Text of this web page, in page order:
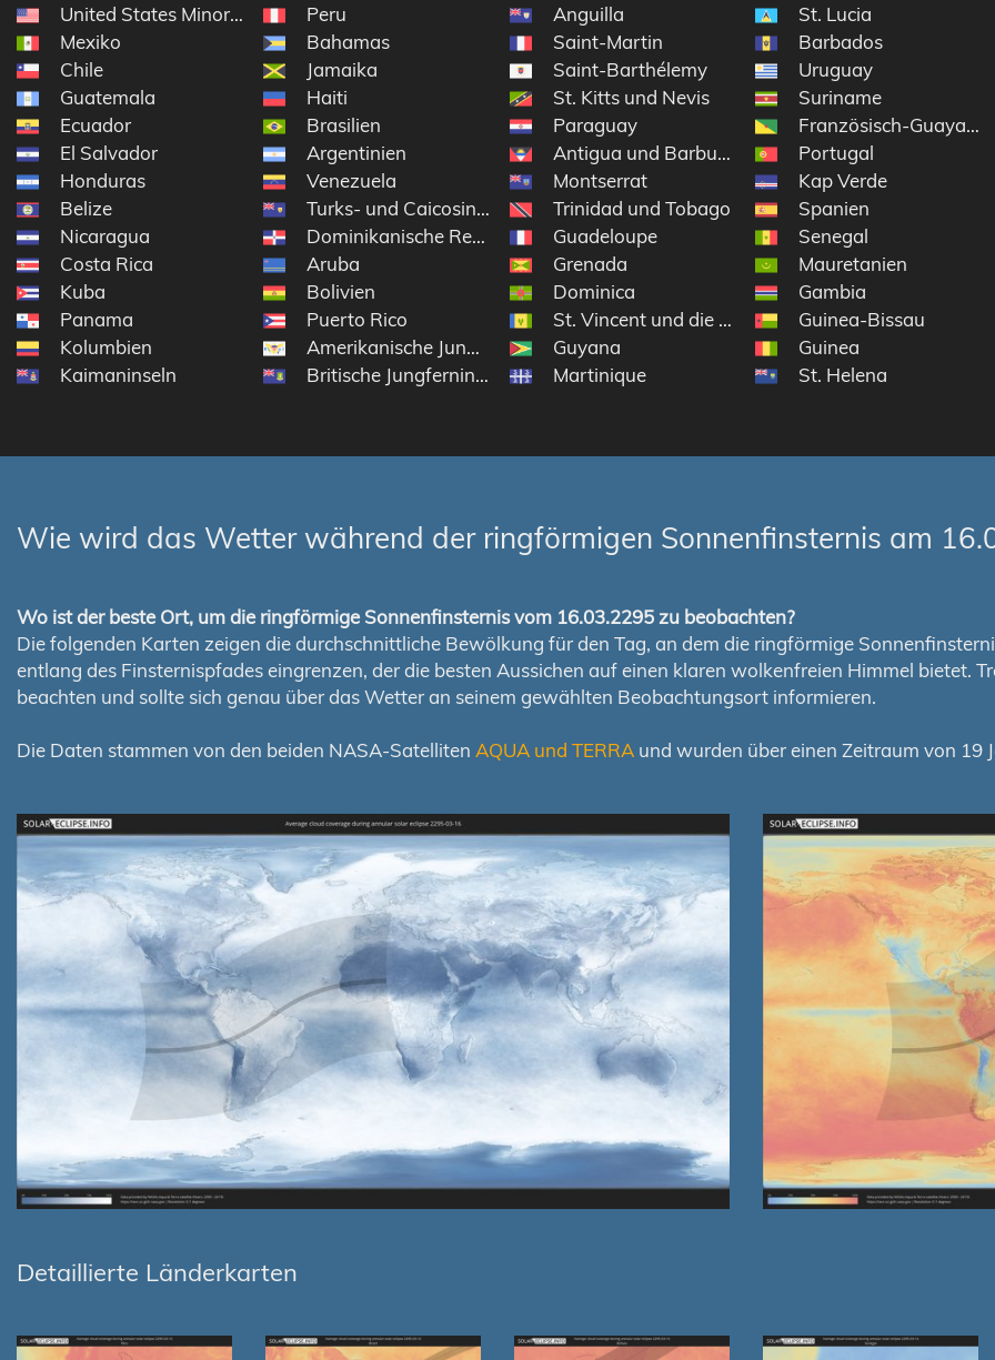
United States Minor Outlying Islands
Mexiko
Chile
Guatemala
Ecuador
El Salvador
Honduras
Belize
Nicaragua
Costa Rica
Kuba
Panama
Kolumbien
Kaimaninseln
Peru
Bahamas
Jamaika
Haiti
Brasilien
Argentinien
Venezuela
Turks- und Caicosinseln
Dominikanische Republik
Aruba
Bolivien
Puerto Rico
Amerikanische Jungferninseln
Britische Jungferninseln
Anguilla
Saint-Martin
Saint-Barthélemy
St. Kitts und Nevis
Paraguay
Antigua und Barbuda
Montserrat
Trinidad und Tobago
Guadeloupe
Grenada
Dominica
St. Vincent und die Grenadinen
Guyana
Martinique
St. Lucia
Barbados
Uruguay
Suriname
Französisch-Guayana
Portugal
Kap Verde
Spanien
Senegal
Mauretanien
Gambia
Guinea-Bissau
Guinea
St. Helena
Wie wird das Wetter während der ringförmigen Sonnenfinsternis am
Wo ist der beste Ort, um die ringförmige Sonnenfinsternis vom 16.03.2295 zu beobachten?
Die folgenden Karten zeigen die durchschnittliche Bewölkung für den Tag, an dem die ringförmige
entlang des Finsternispfades eingrenzen, der die besten Aussichen auf einen klaren wolkenfreien Himmel bietet.
beachten und sollte sich genau über das Wetter an seinem gewählten Beobachtungsort informieren.
Die Daten stammen von den beiden NASA-Satelliten AQUA und TERRA und wurden über einen Zeitraum von 19
Detaillierte Länderkarten